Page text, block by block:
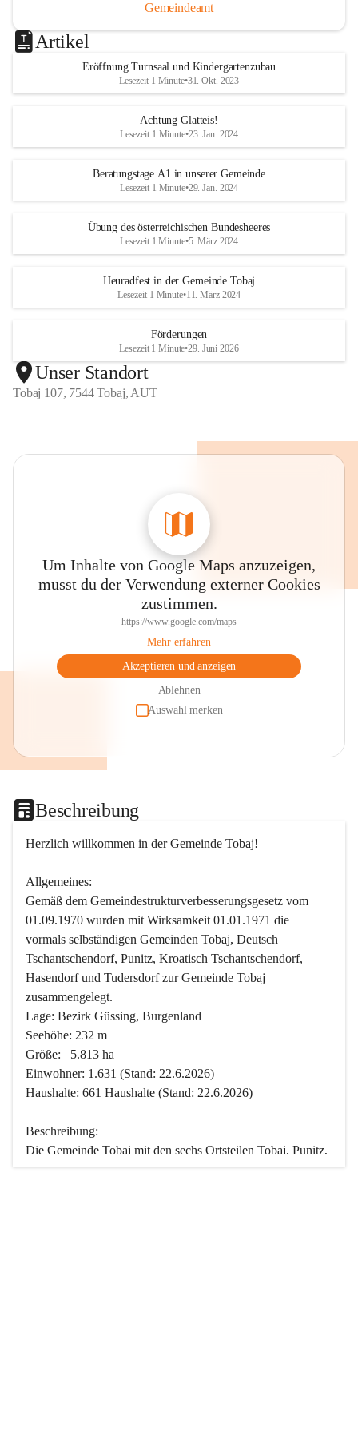
Gemeindeamt
Artikel
Eröffnung Turnsaal und Kindergartenzubau
Lesezeit 1 Minute•31. Okt. 2023
Achtung Glatteis!
Lesezeit 1 Minute•23. Jan. 2024
Beratungstage A1 in unserer Gemeinde
Lesezeit 1 Minute•29. Jan. 2024
Übung des österreichischen Bundesheeres
Lesezeit 1 Minute•5. März 2024
Heuradfest in der Gemeinde Tobaj
Lesezeit 1 Minute•11. März 2024
Förderungen
Lesezeit 1 Minute•29. Juni 2026
Unser Standort
Tobaj 107, 7544 Tobaj, AUT
Um Inhalte von Google Maps anzuzeigen,
musst du der Verwendung externer Cookies
zustimmen.
https://www.google.com/maps
Mehr erfahren
Akzeptieren und anzeigen
Ablehnen
Auswahl merken
Beschreibung
Herzlich willkommen in der Gemeinde Tobaj!
Allgemeines:
Gemäß dem Gemeindestrukturverbesserungsgesetz vom
01.09.1970 wurden mit Wirksamkeit 01.01.1971 die
vormals selbständigen Gemeinden Tobaj, Deutsch
Tschantschendorf, Punitz, Kroatisch Tschantschendorf,
Hasendorf und Tudersdorf zur Gemeinde Tobaj
zusammengelegt.
Lage: Bezirk Güssing, Burgenland
Seehöhe: 232 m
Größe:   5.813 ha
Einwohner: 1.631 (Stand: 22.6.2026)
Haushalte: 661 Haushalte (Stand: 22.6.2026)
Beschreibung:
Die Gemeinde Tobaj mit den sechs Ortsteilen Tobaj, Punitz,
Deutsch Tschantschendorf, Kroatisch Tschantschendorf,